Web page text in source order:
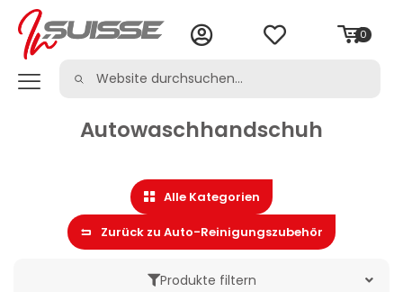
0
Autowaschhandschuh
Alle Kategorien
Zurück zu Auto-Reinigungszubehör
Produkte filtern